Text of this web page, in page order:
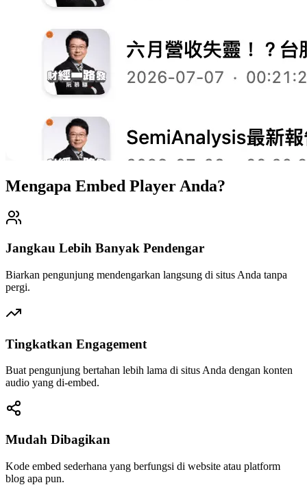
Mengapa Embed Player Anda?
Jangkau Lebih Banyak Pendengar
Biarkan pengunjung mendengarkan langsung di situs Anda tanpa
pergi.
Tingkatkan Engagement
Buat pengunjung bertahan lebih lama di situs Anda dengan konten
audio yang di-embed.
Mudah Dibagikan
Kode embed sederhana yang berfungsi di website atau platform
blog apa pun.